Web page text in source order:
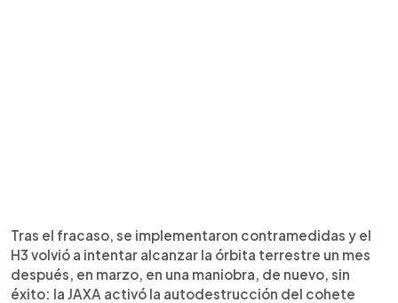
Tras el fracaso, se implementaron contramedidas y el
H3 volvió a intentar alcanzar la órbita terrestre un mes
después, en marzo, en una maniobra, de nuevo, sin
éxito: la JAXA activó la autodestrucción del cohete